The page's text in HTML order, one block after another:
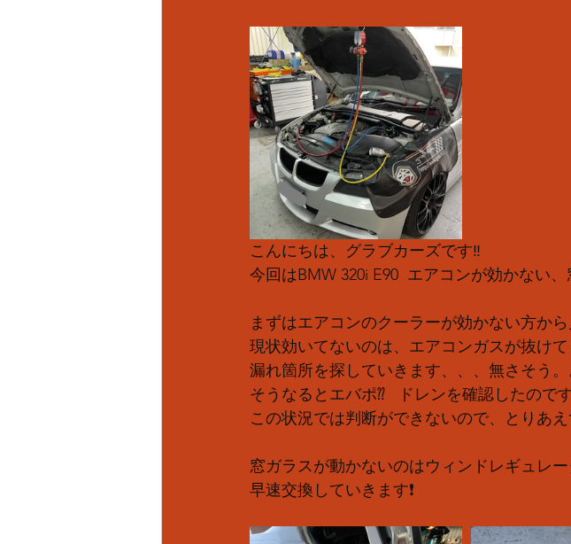
こんにちは、グラブカーズです‼️
今回はBMW 320i E90  エアコンが効かない、
まずはエアコンのクーラーが効かない方から
現状効いてないのは、エアコンガスが抜け
漏れ箇所を探していきます、、、無さそう。
そうなるとエバポ⁇   ドレンを確認したので
この状況では判断ができないので、とりあ
窓ガラスが動かないのはウィンドレギュレ
早速交換していきます❗️